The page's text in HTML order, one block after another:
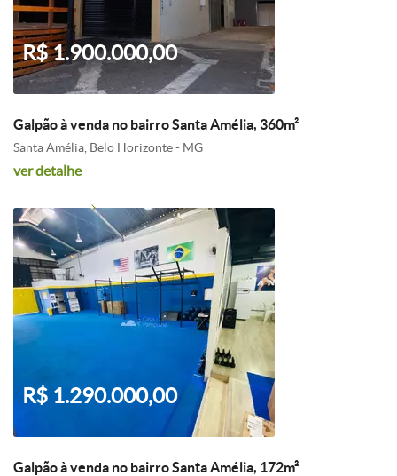
R$ 1.900.000,00
Galpão à venda no bairro Santa Amélia, 360m²
Santa Amélia, Belo Horizonte - MG
ver detalhe
R$ 1.290.000,00
Galpão à venda no bairro Santa Amélia, 172m²